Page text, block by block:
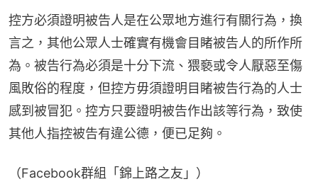
控方必須證明被告人是在公眾地方進行有關行為，換
言之，其他公眾人士確實有機會目睹被告人的所作所
為。被告行為必須是十分下流、猥褻或令人厭惡至傷
風敗俗的程度，但控方毋須證明目睹被告行為的人士
感到被冒犯。控方只要證明被告作出該等行為，致使
其他人指控被告有違公德，便已足夠。
（Facebook群組「錦上路之友」）